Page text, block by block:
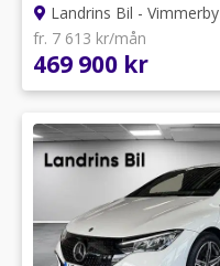
Landrins Bil - Vimmerby
fr. 7 613 kr/mån
469 900 kr